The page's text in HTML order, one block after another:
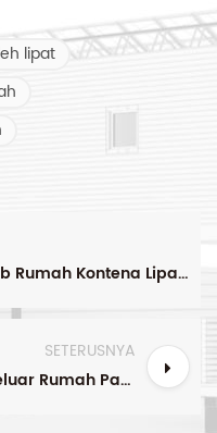
lipat
Pembekal Rumah Prefab Rumah Kontena Lipat Untuk Didiami Di Penginapan
SETERUSNYA
Penginapan Bekas Lipat Pengeluar Rumah Pasang Siap Untuk Kem